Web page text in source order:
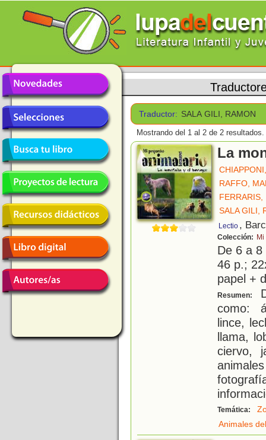
Traductor: SALA GILI, RAMON
Mostrando del 1 al 2 de 2 resultados.
La
RAFFO,
FERRARIS,
SALA GILI,
Lectio ,
Colección:
De 6 a
46 p.;
papel +
Resumen:
como:
lince,
llama,
ciervo,
Temática:
Animales